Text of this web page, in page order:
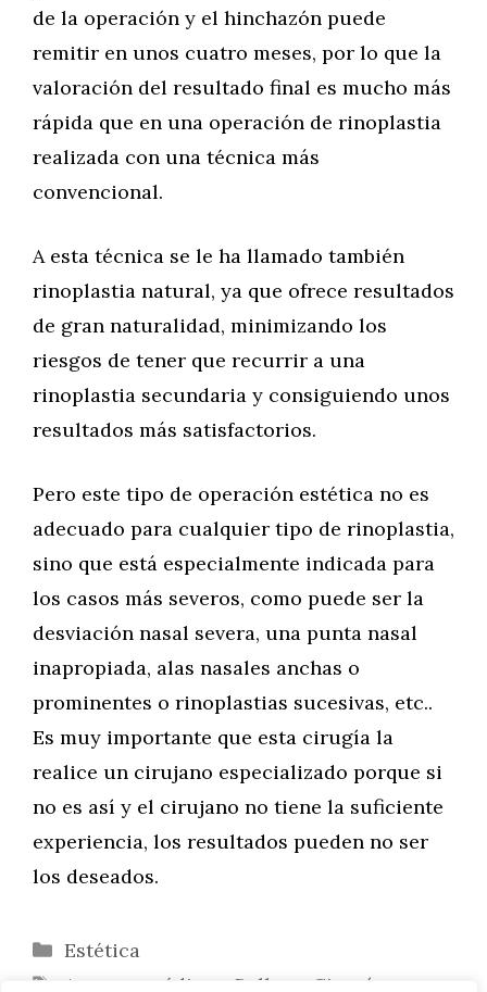
de la operación y el hinchazón puede
remitir en unos cuatro meses, por lo que la
valoración del resultado final es mucho más
rápida que en una operación de rinoplastia
realizada con una técnica más
convencional.
A esta técnica se le ha llamado también
rinoplastia natural, ya que ofrece resultados
de gran naturalidad, minimizando los
riesgos de tener que recurrir a una
rinoplastia secundaria y consiguiendo unos
resultados más satisfactorios.
Pero este tipo de operación estética no es
adecuado para cualquier tipo de rinoplastia,
sino que está especialmente indicada para
los casos más severos, como puede ser la
desviación nasal severa, una punta nasal
inapropiada, alas nasales anchas o
prominentes o rinoplastias sucesivas, etc..
Es muy importante que esta cirugía la
realice un cirujano especializado porque si
no es así y el cirujano no tiene la suficiente
experiencia, los resultados pueden no ser
los deseados.
Categorías
Estética
Etiquetas
Avances médicos Belleza Cirugía